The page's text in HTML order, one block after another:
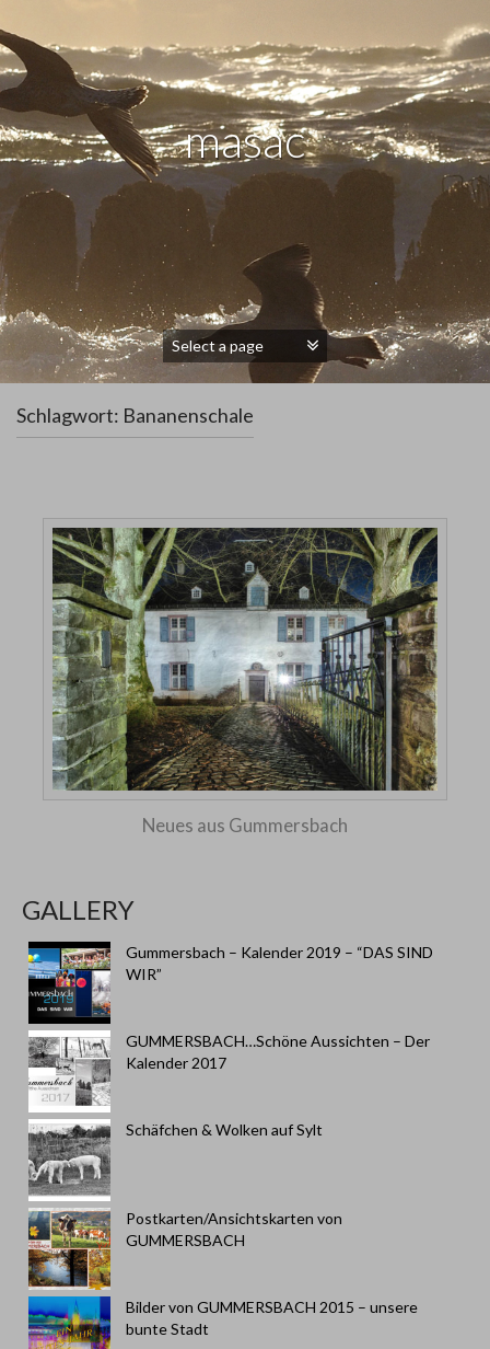
masac
Schlagwort: Bananenschale
Neues aus Gummersbach
GALLERY
Gummersbach – Kalender 2019 – “DAS SIND
WIR”
GUMMERSBACH…Schöne Aussichten – Der
Kalender 2017
Schäfchen & Wolken auf Sylt
Postkarten/Ansichtskarten von
GUMMERSBACH
Bilder von GUMMERSBACH 2015 – unsere
bunte Stadt